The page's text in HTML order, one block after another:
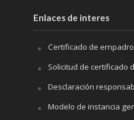
Enlaces de interes
Certificado de
Solicitud de certificado
Desclaración
Modelo de instancia